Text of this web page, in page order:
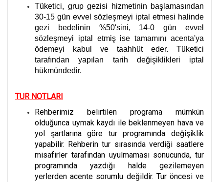
Tüketici, grup gezisi hizmetinin başlamasından
30-15 gün evvel sözleşmeyi iptal etmesi halinde
gezi bedelinin %50'sini, 14-0 gün evvel
sözleşmeyi iptal etmiş ise tamamını acenta'ya
ödemeyi kabul ve taahhüt eder. Tüketici
tarafından yapılan tarih değişiklikleri iptal
hükmündedir.
TUR NOTLARI
Rehberimiz belirtilen programa mümkün
olduğunca uymak kaydı ile beklenmeyen hava ve
yol şartlarına göre tur programında değişiklik
yapabilir. Rehberin tur sırasında verdiği saatlere
misafirler tarafından uyulmaması sonucunda, tur
programında yazdığı halde gezilemeyen
yerlerden acente sorumlu değildir. Tur öncesi ve